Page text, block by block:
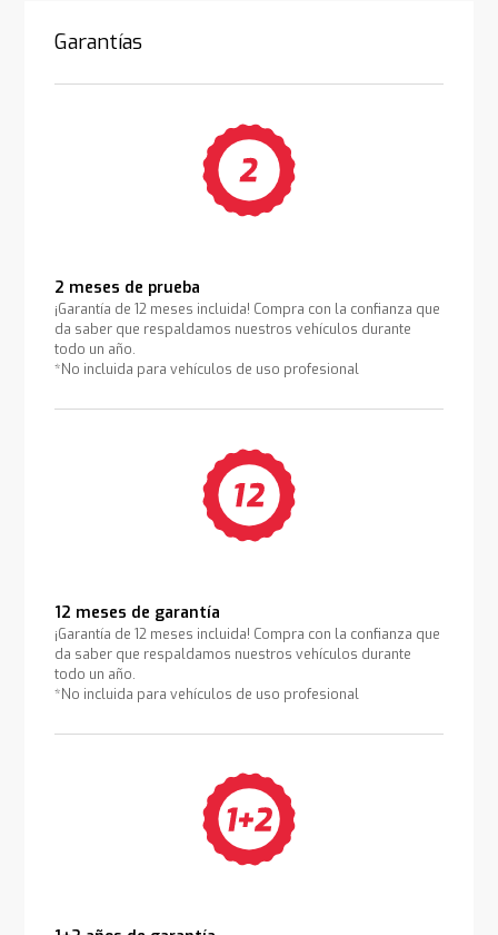
Garantías
2 meses de prueba
¡Garantía de 12 meses incluida! Compra con la confianza que
da saber que respaldamos nuestros vehículos durante
todo un año.
*No incluida para vehículos de uso profesional
12 meses de garantía
¡Garantía de 12 meses incluida! Compra con la confianza que
da saber que respaldamos nuestros vehículos durante
todo un año.
*No incluida para vehículos de uso profesional